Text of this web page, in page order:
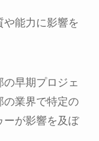
や能力に影響を
の早期プロジェ
の業界で特定の
ーが影響を及ぼ